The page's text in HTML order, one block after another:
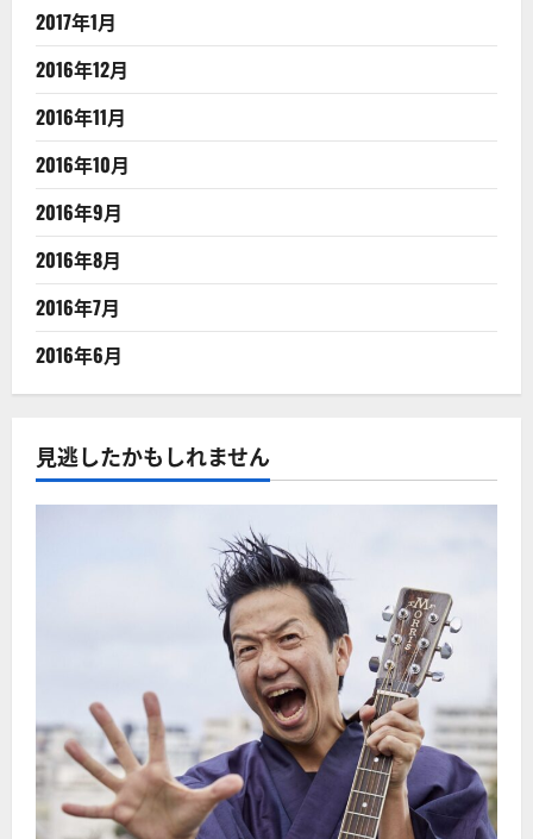
2017年1月
2016年12月
2016年11月
2016年10月
2016年9月
2016年8月
2016年7月
2016年6月
見逃したかもしれません